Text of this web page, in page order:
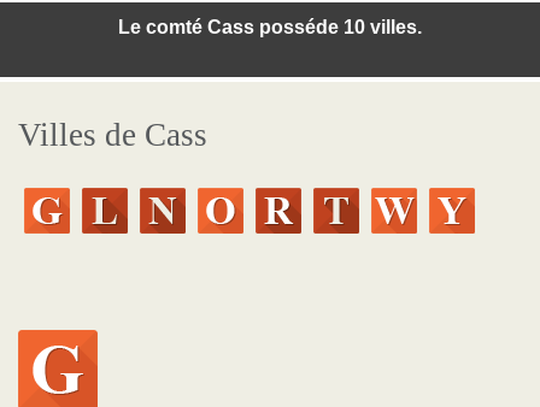
Le comté Cass posséde 10 villes.
Villes de Cass